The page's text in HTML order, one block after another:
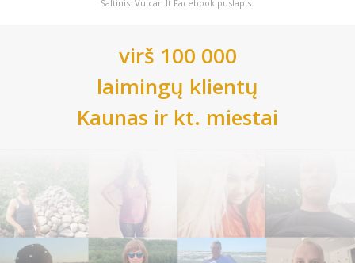
Šaltinis: Vulcan.lt Facebook puslapis
virš 100 000
laimingų klientų
Kaunas ir kt. miestai